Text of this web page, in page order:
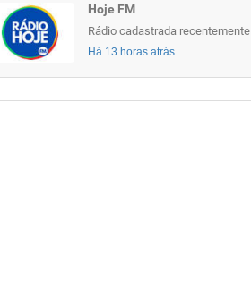
Hoje FM
Rádio cadastrada recentemente
Há 13 horas atrás